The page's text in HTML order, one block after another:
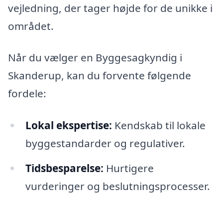
vejledning, der tager højde for de unikke i
området.
Når du vælger en Byggesagkyndig i
Skanderup, kan du forvente følgende
fordele:
Lokal ekspertise: Kendskab til lokale
byggestandarder og regulativer.
Tidsbesparelse: Hurtigere
vurderinger og beslutningsprocesser.